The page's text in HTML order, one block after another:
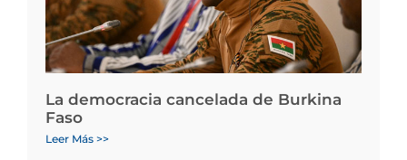
La democracia cancelada de Burkina
Faso
Leer Más >>